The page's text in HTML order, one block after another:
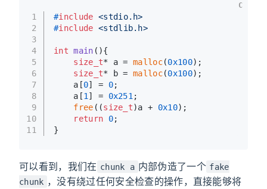
1
2
3
4
5
6
7
8
9
10
11
#include <stdio.h>
#include <stdlib.h>
int main (){
size_t* a = malloc(0x100);
size_t* b = malloc(0x100);
    a[
0] = 0;
    a[
1 ] = 0x251 ;
free ((size_t)a + 0x10);
return
0;
}
C
可以看到，我们在 chunk a 内部伪造了一个 fake
chunk ，没有绕过任何安全检查的操作，直接能够将